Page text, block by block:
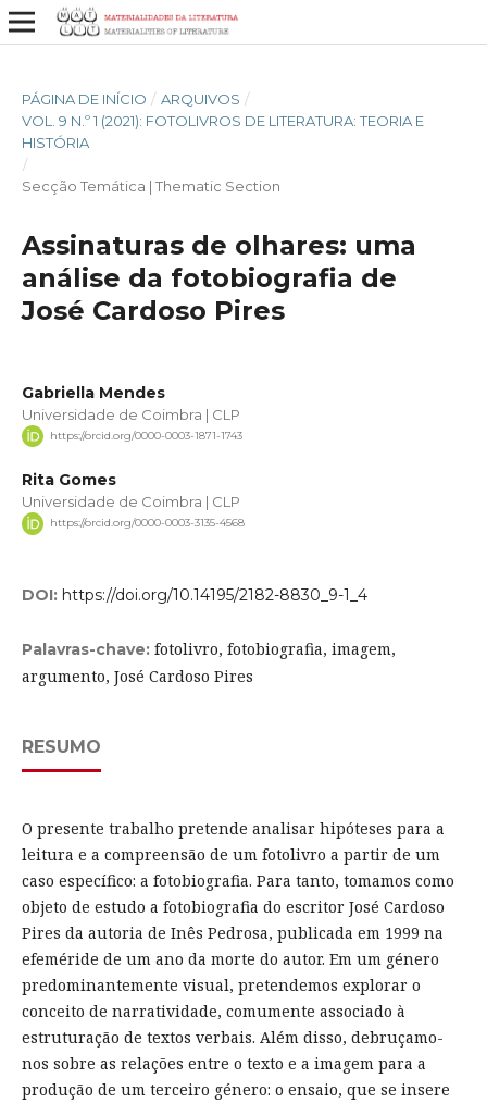
PÁGINA DE INÍCIO / ARQUIVOS /
VOL. 9 N.º 1 (2021): FOTOLIVROS DE LITERATURA: TEORIA E
HISTÓRIA
/
Secção Temática | Thematic Section
Assinaturas de olhares: uma
análise da fotobiografia de
José Cardoso Pires
Gabriella Mendes
Universidade de Coimbra | CLP
https://orcid.org/0000-0003-1871-1743
Rita Gomes
Universidade de Coimbra | CLP
https://orcid.org/0000-0003-3135-4568
DOI: https://doi.org/10.14195/2182-8830_9-1_4
Palavras-chave: fotolivro, fotobiografia, imagem,
argumento, José Cardoso Pires
RESUMO
O presente trabalho pretende analisar hipóteses para a
leitura e a compreensão de um fotolivro a partir de um
caso específico: a fotobiografia. Para tanto, tomamos como
objeto de estudo a fotobiografia do escritor José Cardoso
Pires da autoria de Inês Pedrosa, publicada em 1999 na
efeméride de um ano da morte do autor. Em um género
predominantemente visual, pretendemos explorar o
conceito de narratividade, comumente associado à
estruturação de textos verbais. Além disso, debruçamo-
nos sobre as relações entre o texto e a imagem para a
produção de um terceiro género: o ensaio, que se insere